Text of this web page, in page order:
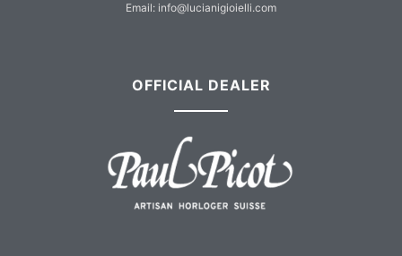
Email: info@lucianigioielli.com
OFFICIAL DEALER